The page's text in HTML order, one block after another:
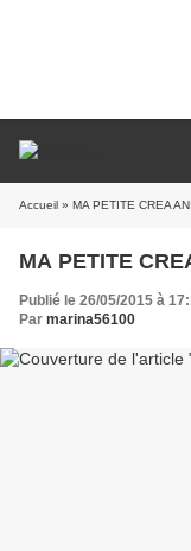
Accueil » MA PETITE CREA
MA PETITE
Publié le 26/05/2015 à
Par marina56100